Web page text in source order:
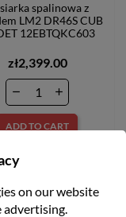
spalinowa z
LM2 DR46S CUB
12EBTQKC603
zł2,399.00
ADD TO CART
on our website
advertising.